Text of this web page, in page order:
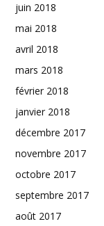
juin 2018
mai 2018
avril 2018
mars 2018
février 2018
janvier 2018
décembre 2017
novembre 2017
octobre 2017
septembre 2017
août 2017